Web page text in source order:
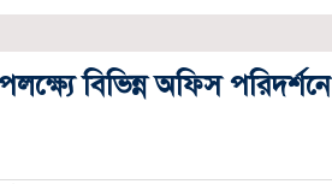
বিভিন্ন অফিস পরিদর্শনে